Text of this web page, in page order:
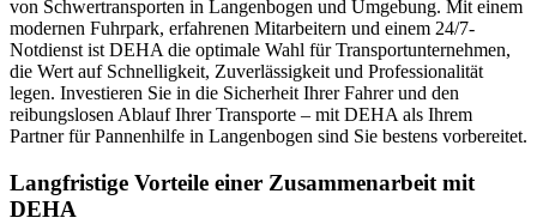
von Schwertransporten in Langenbogen und Umgebung. Mit einem
modernen Fuhrpark, erfahrenen Mitarbeitern und einem 24/7-
Notdienst ist DEHA die optimale Wahl für Transportunternehmen,
die Wert auf Schnelligkeit, Zuverlässigkeit und Professionalität
legen. Investieren Sie in die Sicherheit Ihrer Fahrer und den
reibungslosen Ablauf Ihrer Transporte – mit DEHA als Ihrem
Partner für Pannenhilfe in Langenbogen sind Sie bestens vorbereitet.
Langfristige Vorteile einer Zusammenarbeit mit
DEHA